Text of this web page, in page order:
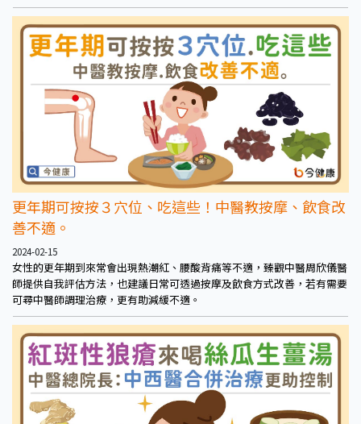
更年期可按按３穴位、吃這些！中醫教按摩、飲食改
善不適。
2024-02-15
女性的更年期到來常會出現熱潮紅、腰酸背痛等不適，臻觀中醫周欣儀醫
師提供自我評估方法，也建議日常可透過按摩及飲食方式改善，若有需要
可尋中醫師調理治療，更有助減緩不適。